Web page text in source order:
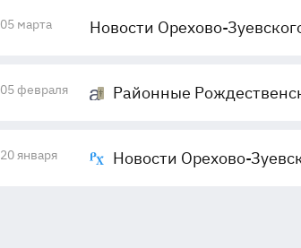
05 марта Новости Орехово-
05 февраля Районные
20 января Новости Орехово-